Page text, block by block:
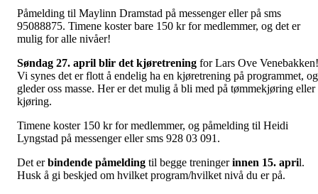
Påmelding til Maylinn Dramstad på messenger eller på sms
95088875. Timene koster bare 150 kr for medlemmer, og det er
mulig for alle nivåer!
Søndag 27. april blir det kjøretrening for Lars Ove Venebakken!
Vi synes det er flott å endelig ha en kjøretrening på programmet, og
gleder oss masse. Her er det mulig å bli med på tømmekjøring eller
kjøring.
Timene koster 150 kr for medlemmer, og påmelding til Heidi
Lyngstad på messenger eller sms 928 03 091.
Det erbindende påmelding til begge treningerinnen 15. april.
Husk å gi beskjed om hvilket program/hvilket nivå du er på.